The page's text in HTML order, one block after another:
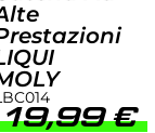
19,99€